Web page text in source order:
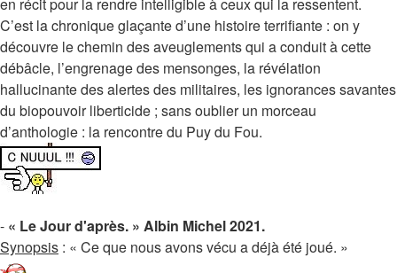
en récit pour la rendre intelligible à ceux qui la ressentent.
C’est la chronique glaçante d’une histoire terrifiante : on y
découvre le chemin des aveuglements qui a conduit à cette
débâcle, l’engrenage des mensonges, la révélation
hallucinante des alertes des militaires, les ignorances savantes
du biopouvoir liberticide ; sans oublier un morceau
d’anthologie : la rencontre du Puy du Fou.
- « Le Jour d'après. » Albin Michel 2021.
Synopsis : « Ce que nous avons vécu a déjà été joué. »